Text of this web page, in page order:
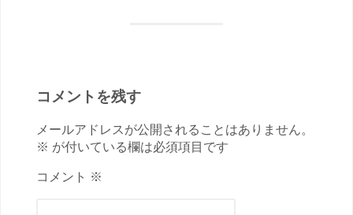
コメントを残す
メールアドレスが公開されることはありません。
※ が付いている欄は必須項目です
コメント ※